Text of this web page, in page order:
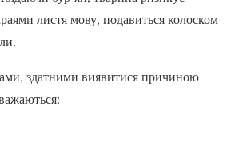
листя мову, подавиться колоском
здатними виявитися причиною